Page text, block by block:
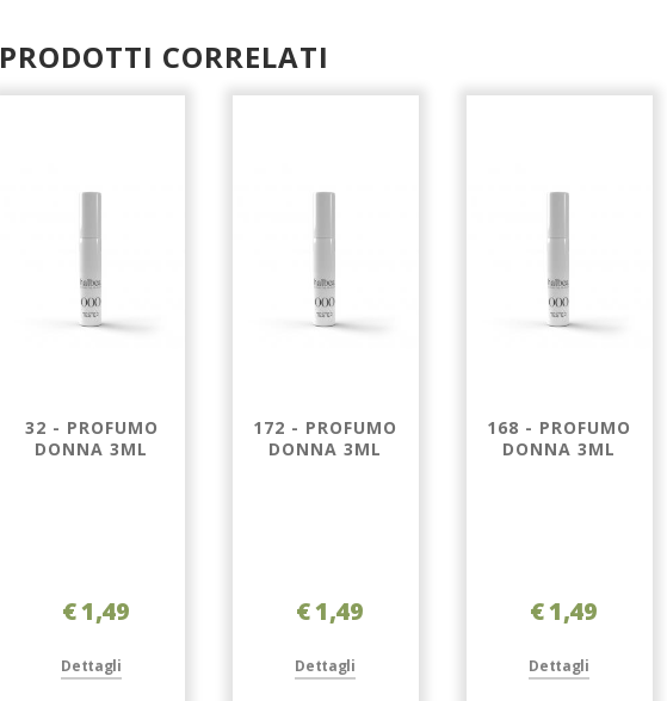
PRODOTTI CORRELATI
32 - PROFUMO
DONNA 3ML
€ 1,49
Dettagli
172 - PROFUMO
DONNA 3ML
€ 1,49
Dettagli
168 - PROFUMO
DONNA 3ML
€ 1,49
Dettagli